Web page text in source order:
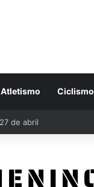
Atletismo Ciclismo